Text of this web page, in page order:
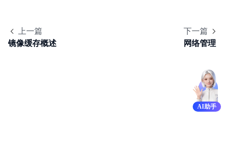
上一篇
镜像缓存概述
下一篇
网络管理
AI助手